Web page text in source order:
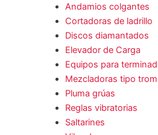
Andamios colgantes
Cortadoras de ladrillo
Discos diamantados
Elevador de Carga
Equipos para
Mezcladoras tipo
Pluma grúas
Reglas vibratorias
Saltarines